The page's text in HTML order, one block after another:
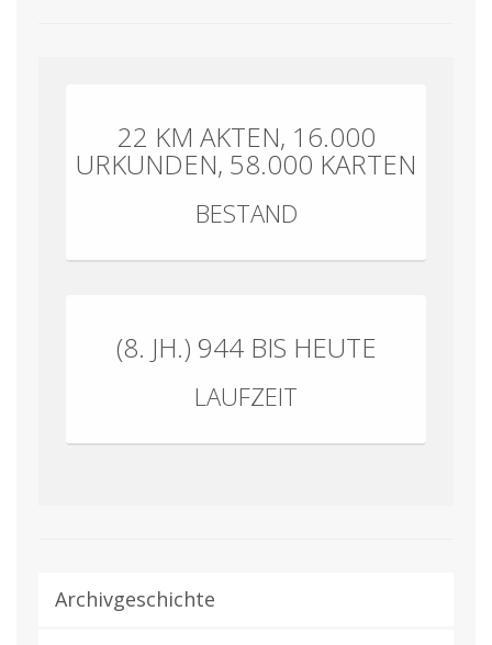
22 KM AKTEN, 16.000
URKUNDEN, 58.000 KARTEN
BESTAND
(8. JH.) 944 BIS HEUTE
LAUFZEIT
Archivgeschichte